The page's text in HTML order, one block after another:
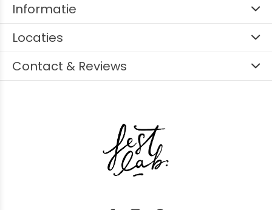
Informatie
Locaties
Contact & Reviews